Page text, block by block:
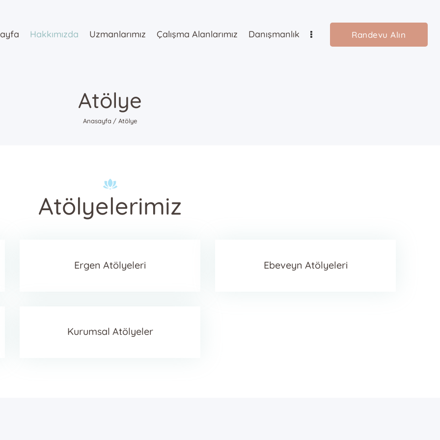
Hakkımızda Uzmanlarımız Çalışma Alanlarımız Danışmanlık Randevu Alın
Atölye
Anasayfa Atölye
Hakkımızda
Çalışma
Danışmanlık
Blog
Atölyelerimiz
Ergen Atölyeleri Ebeveyn Atölyeleri
Kurumsal Atölyeler